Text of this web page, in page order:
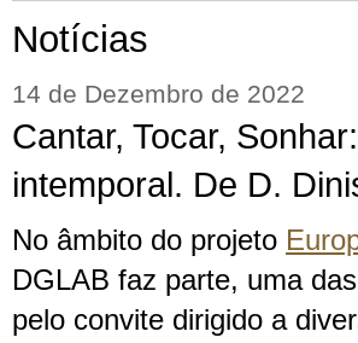
Notícias
14 de Dezembro de 2022
Cantar, Tocar,
intemporal. De D.
No âmbito do projeto
DGLAB faz parte, uma
pelo convite dirigido a